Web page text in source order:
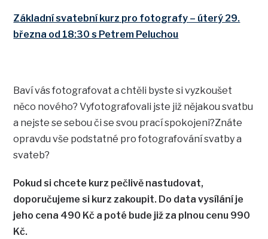
Základní svatební kurz pro fotografy – úterý 29.
března od 18:30 s Petrem Peluchou
Baví vás fotografovat a chtěli byste si vyzkoušet
něco nového? Vyfotografovali jste již nějakou svatbu
a nejste se sebou či se svou prací spokojeni?Znáte
opravdu vše podstatné pro fotografování svatby a
svateb?
Pokud si chcete kurz pečlivě nastudovat,
doporučujeme si kurz zakoupit. Do data vysílání je
jeho cena 490 Kč a poté bude již za plnou cenu 990
Kč.